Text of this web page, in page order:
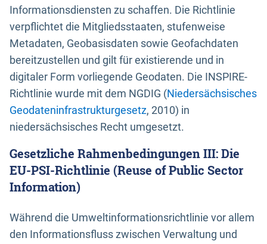
Informationsdiensten zu schaffen. Die Richtlinie
verpflichtet die Mitgliedsstaaten, stufenweise
Metadaten, Geobasisdaten sowie Geofachdaten
bereitzustellen und gilt für existierende und in
digitaler Form vorliegende Geodaten. Die INSPIRE-
Richtlinie wurde mit dem NGDIG (Niedersächsisches
Geodateninfrastrukturgesetz, 2010) in
niedersächsisches Recht umgesetzt.
Gesetzliche Rahmenbedingungen III: Die
EU-PSI-Richtlinie (Reuse of Public Sector
Information)
Während die Umweltinformationsrichtlinie vor allem
den Informationsfluss zwischen Verwaltung und